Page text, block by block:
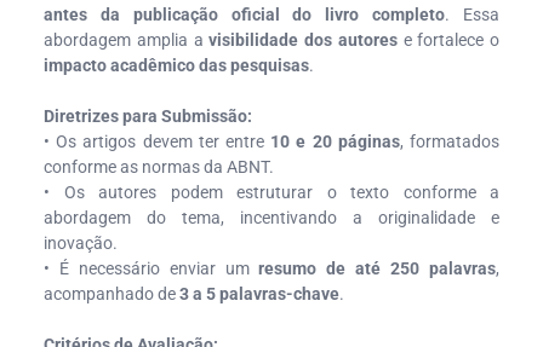
antes da publicação oficial do livro completo. Essa
abordagem amplia avisibilidade dos autorese fortalece o
impacto acadêmico das pesquisas.
Diretrizes para Submissão:
• Os artigos devem ter entre 10 e 20 páginas, formatados
conforme as normas da ABNT.
• Os autores podem estruturar o texto conforme a
abordagem do tema, incentivando a originalidade e
inovação.
• É necessário enviar umresumo de até 250 palavras,
acompanhado de3 a 5 palavras-chave.